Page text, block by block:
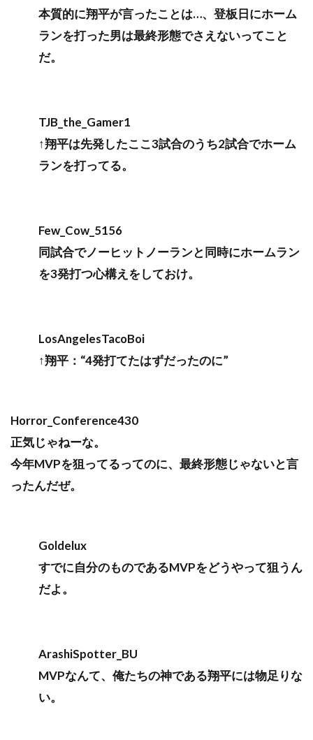
本質的に翔平が言ったことは…、登板日にホーム
ランを打った男は最終形態でさえないってこと
だ。
TJB_the_Gamer1
↑翔平は先発したここ3試合のうち2試合でホーム
ランを打ってる。
Few_Cow_5156
同試合でノーヒットノーランと同時にホームラン
を3発打つ心構えをしておけ。
LosAngelesTacoBoi
↑翔平：“4発打てたはずだったのに”
Horror_Conference430
正気じゃねーな。
今年MVPを狙ってるってのに、最終形態じゃないと言
ったんだぜ。
Goldelux
すでに自分のものであるMVPをどうやって狙うん
だよ。
ArashiSpotter_BU
MVPなんて、俺たちの神である翔平には物足りな
い。